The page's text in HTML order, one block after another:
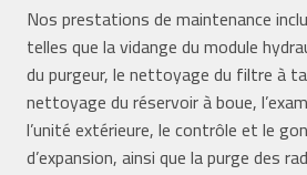
Nos prestations de maintenance
telles que la vidange du module
du purgeur, le nettoyage du filtre à
nettoyage du réservoir à boue,
l’unité extérieure, le contrôle et le
d’expansion, ainsi que la purge des